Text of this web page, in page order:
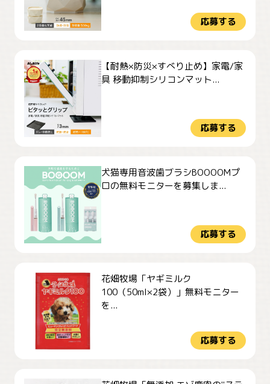
応募する
【耐熱×防災×すべり止め】家電/家
具 移動抑制シリコンマット...
応募する
犬猫専用音波歯ブラシBOOOOMプ
ロの無料モニターを募集しま...
応募する
花畑牧場「ヤギミルク
100（50ml×2袋）」無料モニター
を...
応募する